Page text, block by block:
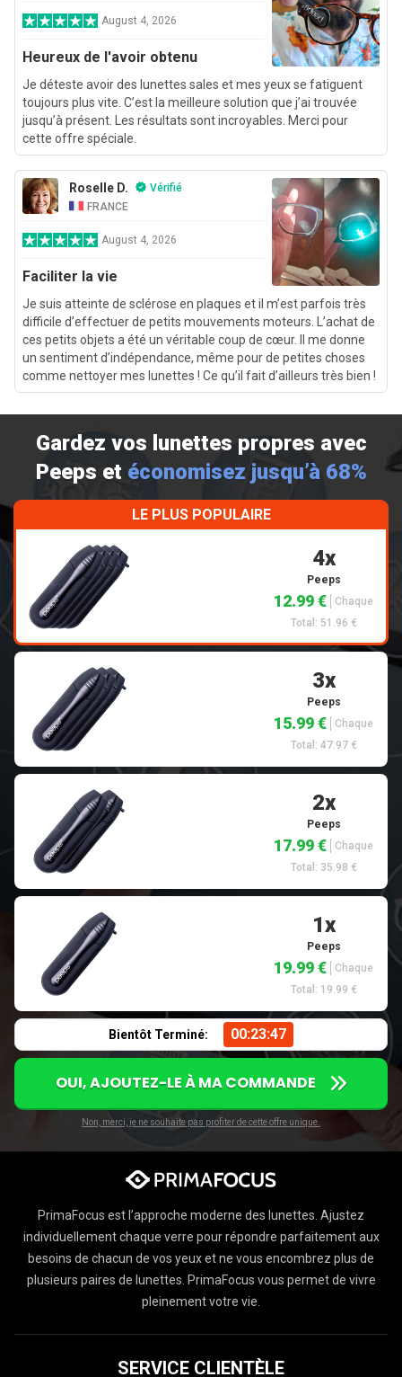
August 4, 2026
Heureux de l'avoir obtenu
Je déteste avoir des lunettes sales et mes yeux se fatiguent
toujours plus vite. C’est la meilleure solution que j’ai trouvée
jusqu’à présent. Les résultats sont incroyables. Merci pour
cette offre spéciale.
Roselle D.
Vérifié
FRANCE
August 4, 2026
Faciliter la vie
Je suis atteinte de sclérose en plaques et il m’est parfois très
difficile d’effectuer de petits mouvements moteurs. L’achat de
ces petits objets a été un véritable coup de cœur. Il me donne
un sentiment d’indépendance, même pour de petites choses
comme nettoyer mes lunettes ! Ce qu’il fait d’ailleurs très bien !
Gardez vos lunettes propres avec
Peeps et économisez jusqu’à 68%
LE PLUS POPULAIRE
4x
Peeps
12.99 €
Chaque
Total: 51.96 €
3x
Peeps
15.99 €
Chaque
Total: 47.97 €
2x
Peeps
17.99 €
Chaque
Total: 35.98 €
1x
Peeps
19.99 €
Chaque
Total: 19.99 €
Bientôt Terminé: 00:23:46
OUI, AJOUTEZ-LE À MA COMMANDE
Non, merci, je ne souhaite pas profiter de cette offre unique.
PrimaFocus est l’approche moderne des lunettes. Ajustez
individuellement chaque verre pour répondre parfaitement aux
besoins de chacun de vos yeux et ne vous encombrez plus de
plusieurs paires de lunettes. PrimaFocus vous permet de vivre
pleinement votre vie.
SERVICE CLIENTÈLE